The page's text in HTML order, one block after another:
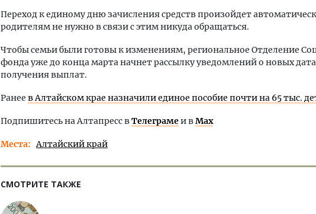
Переход к единому дню зачисления средств произойдет
родителям не нужно в связи с этим никуда обращаться.
Чтобы семьи были готовы к изменениям, региональное Отделение
фонда уже до конца марта начнет рассылку уведомлений о новых
получения выплат.
Ранее в Алтайском крае назначили единое пособие почти на 65 тыс.
Подпишитесь на Алтапресс вТелеграмеи вMax
Места Алтайский край
СМОТРИТЕ ТАКЖЕ